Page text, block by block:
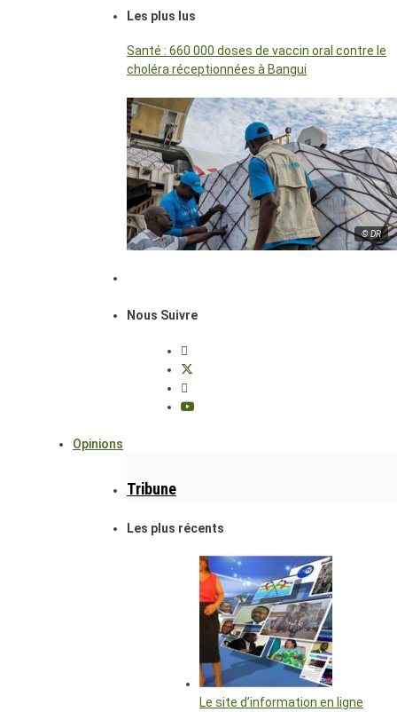
Les plus lus
Santé : 660 000 doses de vaccin oral contre le
choléra réceptionnées à Bangui
© DR
Nous Suivre
Opinions
Tribune
Les plus récents
Le site d’information en ligne